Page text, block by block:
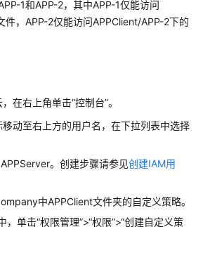
1和APP-2，其中APP-1仅能访问
件，APP-2仅能访问APPClient/APP-2下的
在右上角单击“控制台”。
动至右上方的用户名，在下拉列表中选择
。创建步骤请参见创建IAM用
中APPClient文件夹的自定义策略。
，单击“权限管理”>“权限”>“创建自定义策